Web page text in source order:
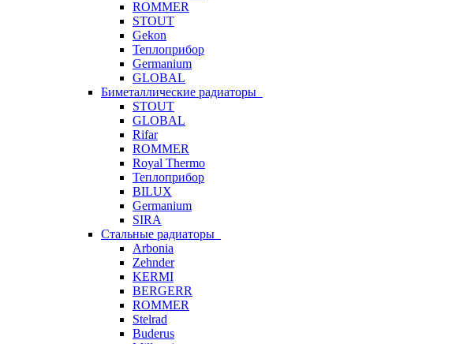
ROMMER
STOUT
Gekon
Теплоприбор
Germanium
GLOBAL
Биметаллические радиаторы
STOUT
GLOBAL
Rifar
ROMMER
Royal Thermo
Теплоприбор
BILUX
Germanium
SIRA
Стальные радиаторы
Arbonia
Zehnder
KERMI
BERGERR
ROMMER
Stelrad
Buderus